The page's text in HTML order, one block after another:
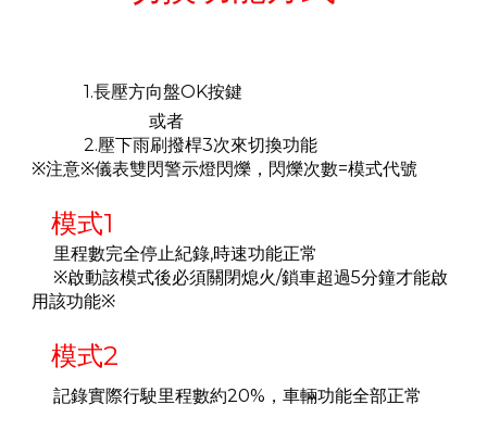
1.長壓方向盤OK按鍵
或者
2.壓下雨刷撥桿3次來切換功能
※注意※儀表雙閃警示燈閃爍，閃爍次數=模式代號
模式1
里程數完全停止紀錄,時速功能正常
※啟動該模式後必須關閉熄火/鎖車超過5分鐘才能啟
用該功能※
模式2
記錄實際行駛里程數約20%，車輛功能全部正常